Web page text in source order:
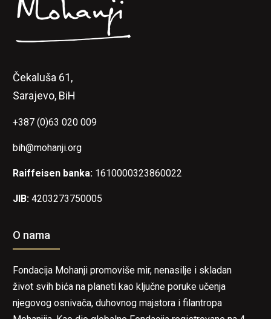
Čekaluša 61,
Sarajevo, BiH
+387 (0)63 020 009
bih@mohanji.org
Raiffeisen banka: 1610000323860022
JIB: 4203273750005
O nama
Fondacija Mohanji promoviše mir, nenasilje i skladan
život svih bića na planeti kao ključne poruke učenja
njegovog osnivača, duhovnog majstora i filantropa